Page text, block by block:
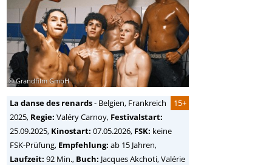
© Grandfilm GmbH
15+
La danse des renards- Belgien, Frankreich
2025, Regie: Valéry Carnoy, Festivalstart:
25.09.2025, Kinostart: 07.05.2026, FSK: keine
FSK-Prüfung, Empfehlung: ab 15 Jahren,
Laufzeit: 92 Min., Buch: Jacques Akchoti, Valérie